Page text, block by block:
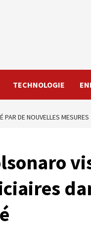
TECHNOLOGIE
DE NOUVELLES